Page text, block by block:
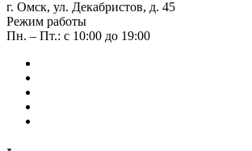
г. Омск, ул. Декабристов, д. 45
Режим работы
Пн. – Пт.: с 10:00 до 19:00